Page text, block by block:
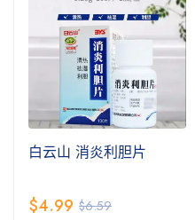
白云山 消炎利胆片
$6.59
$4.99